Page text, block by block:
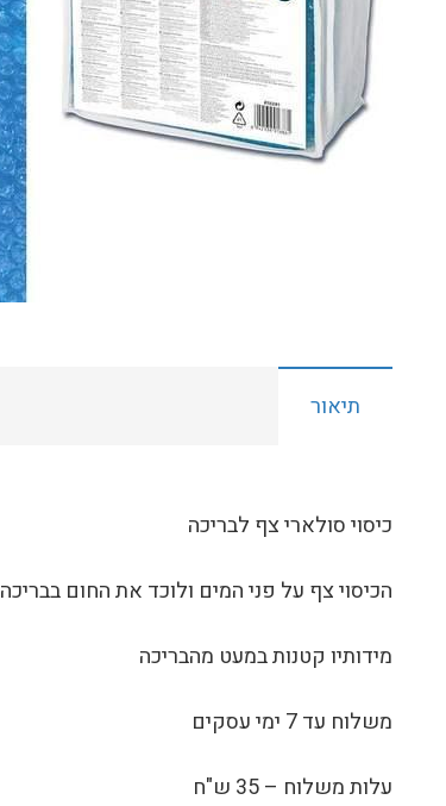
תיאור
כיסוי סולארי צף לבריכה
הכיסוי צף על פני המים ולוכד את החום בבריכה
מידותיו קטנות במעט מהבריכה
משלוח עד 7 ימי עסקים
עלות משלוח – 35 ש"ח